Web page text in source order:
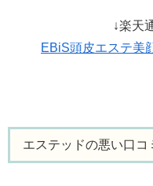
↓楽天
EBiS頭皮エステ美
エステッドの悪い口コ